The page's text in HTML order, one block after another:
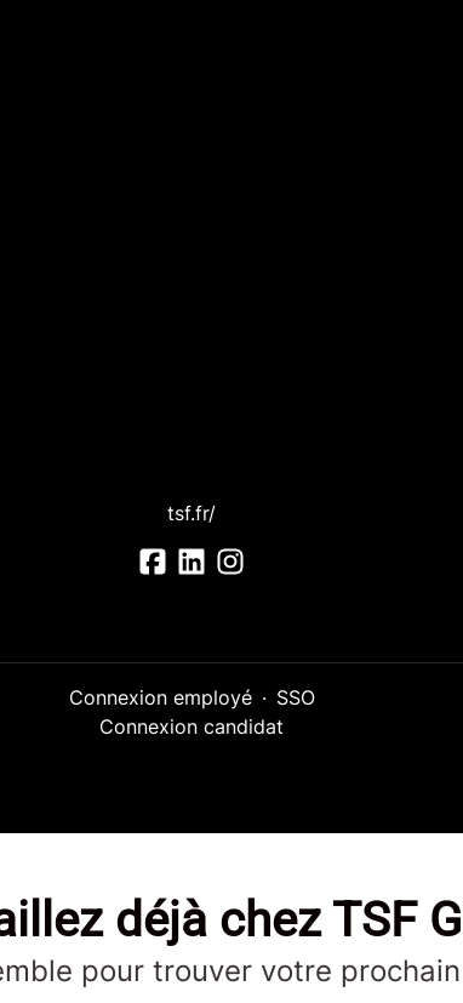
tsf.fr/
Connexion employé · SSO
Connexion candidat
déjà chez TSF
pour trouver votre